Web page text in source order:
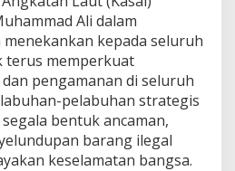
Ali dalam
kepada seluruh
terus memperkuat
pengamanan di seluruh
pelabuhan strategis
bentuk ancaman,
barang ilegal
keselamatan bangsa.